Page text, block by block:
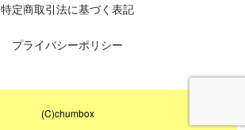
特定商取引法に基づく表記
プライバシーポリシー
(C)chumbox